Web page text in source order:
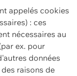
appelés cookies
: ces
nécessaires au
ex. pour
données
raisons de